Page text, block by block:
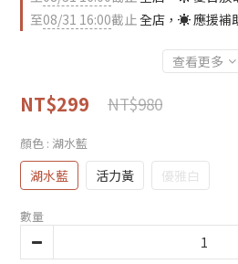
至08/31 16:00截止全店，☀️ 應援補
查看更多
NT$299 NT$980
顏色 : 湖水藍
湖水藍 活力黃 優雅白
數量